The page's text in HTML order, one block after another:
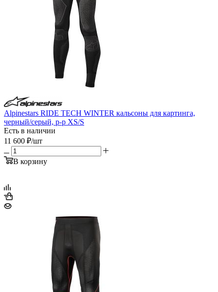
Alpinestars RIDE TECH WINTER кальсоны для картинга,
черный/серый, р-р XS/S
Есть в наличии
11 600 ₽/шт
В корзину